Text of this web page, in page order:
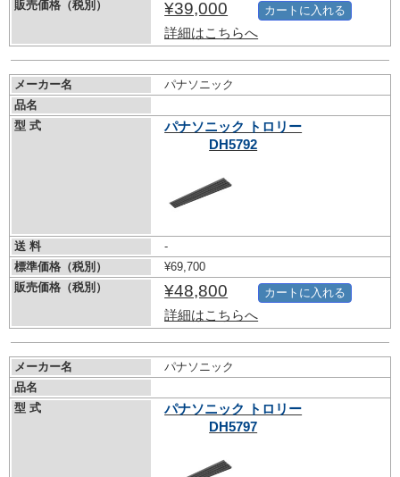
販売価格（税別）
¥39,000
詳細はこちらへ
カートに入れる
メーカー名
パナソニック
品名
型 式
パナソニック トロリー
DH5792
送 料
-
標準価格（税別）
¥69,700
販売価格（税別）
¥48,800
詳細はこちらへ
カートに入れる
メーカー名
パナソニック
品名
型 式
パナソニック トロリー
DH5797